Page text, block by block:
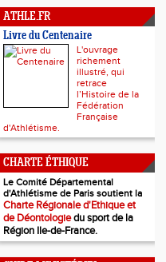
ATHLE.FR
Livre du Centenaire
L'ouvrage
richement
illustré, qui
retrace
l’Histoire de la
Fédération
Française
d'Athlétisme.
CHARTE ÉTHIQUE
Le Comité Départemental
d'Athlétisme de Paris soutient la
Charte Régionale d'Ethique et
de Déontologiedu sport de la
Région Ile-de-France.